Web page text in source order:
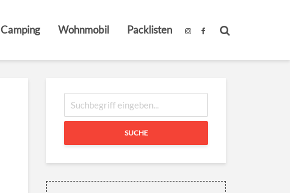
Camping Wohnmobil Packlisten
SUCHE